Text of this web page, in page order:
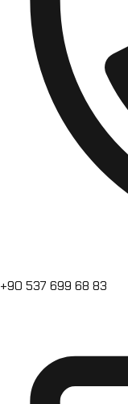
+90 537 699 68 83